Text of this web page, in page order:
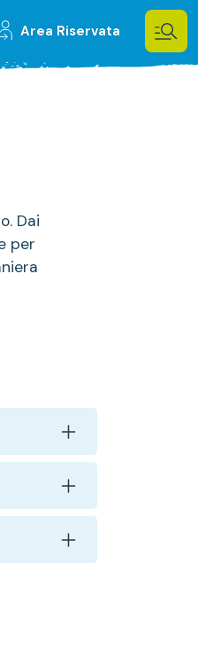
Area Riservata
Dai
per